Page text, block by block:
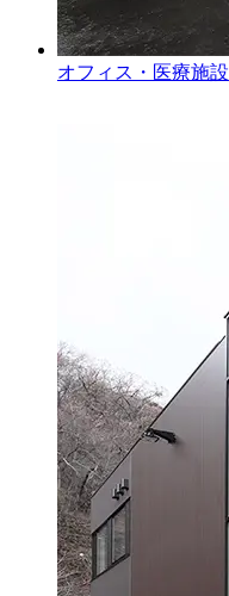
オフィス・医療施設